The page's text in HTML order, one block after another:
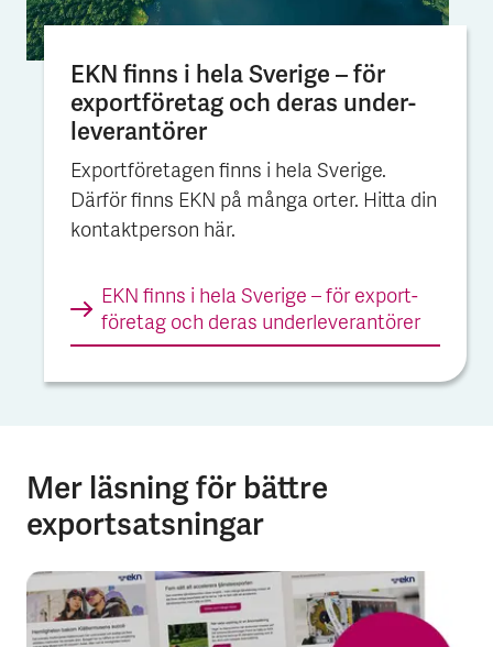
EKN finns i hela Sverige – för
export­företag och deras under­
leverantörer
Exportföretagen finns i hela Sverige.
Därför finns EKN på många orter. Hitta din
kontaktperson här.
EKN finns i hela Sverige – för export­
företag och deras under­leverantörer
Mer läsning för bättre
exportsatsningar